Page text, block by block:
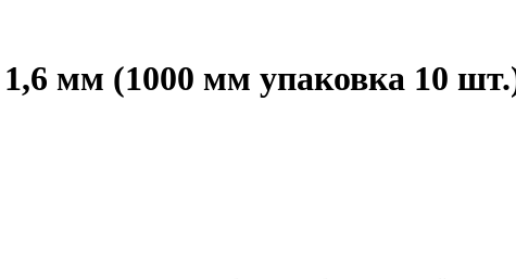
мм (1000 мм упаковка 10